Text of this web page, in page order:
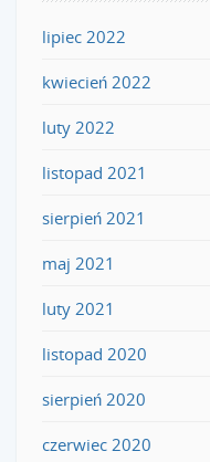
lipiec 2022
kwiecień 2022
luty 2022
listopad 2021
sierpień 2021
maj 2021
luty 2021
listopad 2020
sierpień 2020
czerwiec 2020